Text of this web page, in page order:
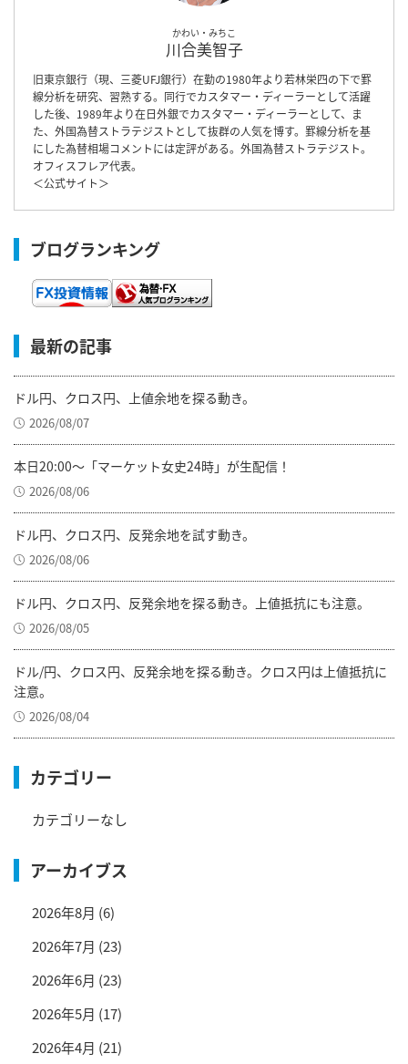
かわい・みちこ
川合美智子
旧東京銀行（現、三菱UFJ銀行）在勤の1980年より若林栄四の下で罫
線分析を研究、習熟する。同行でカスタマー・ディーラーとして活躍
した後、1989年より在日外銀でカスタマー・ディーラーとして、ま
た、外国為替ストラテジストとして抜群の人気を博す。罫線分析を基
にした為替相場コメントには定評がある。外国為替ストラテジスト。
オフィスフレア代表。
＜公式サイト＞
ブログランキング
最新の記事
ドル円、クロス円、上値余地を探る動き。
2026/08/07
本日20:00～「マーケット女史24時」が生配信！
2026/08/06
ドル円、クロス円、反発余地を試す動き。
2026/08/06
ドル円、クロス円、反発余地を探る動き。上値抵抗にも注意。
2026/08/05
ドル/円、クロス円、反発余地を探る動き。クロス円は上値抵抗に
注意。
2026/08/04
カテゴリー
カテゴリーなし
アーカイブス
2026年8月 (6)
2026年7月 (23)
2026年6月 (23)
2026年5月 (17)
2026年4月 (21)